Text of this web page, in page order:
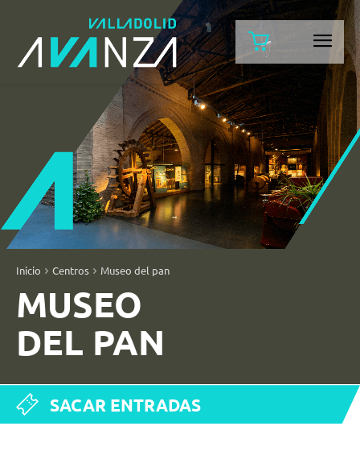
Inicio Centros Museo del pan
MUSEO
DEL PAN
SACAR ENTRADAS